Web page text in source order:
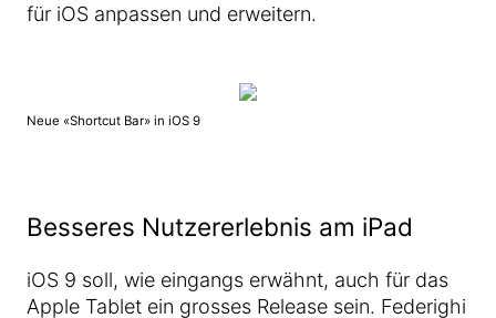
für iOS anpassen und erweitern.
Neue «Shortcut Bar» in iOS 9
Besseres Nutzererlebnis am iPad
iOS 9 soll, wie eingangs erwähnt, auch für das
Apple Tablet ein grosses Release sein. Federighi